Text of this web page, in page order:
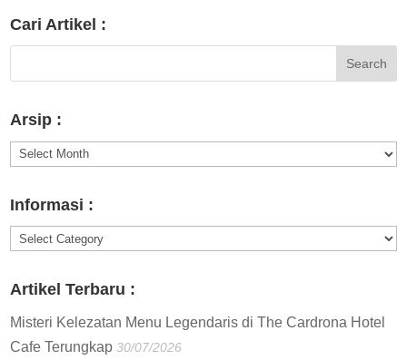
Cari Artikel :
Arsip :
Arsip
Informasi :
Informasi
Artikel Terbaru :
Misteri Kelezatan Menu Legendaris di The Cardrona Hotel
Cafe Terungkap 30/07/2026